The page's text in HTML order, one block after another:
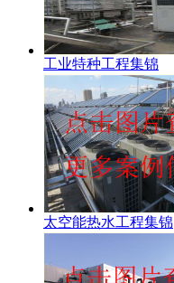
工业特种工程集锦
太空能热水工程集锦